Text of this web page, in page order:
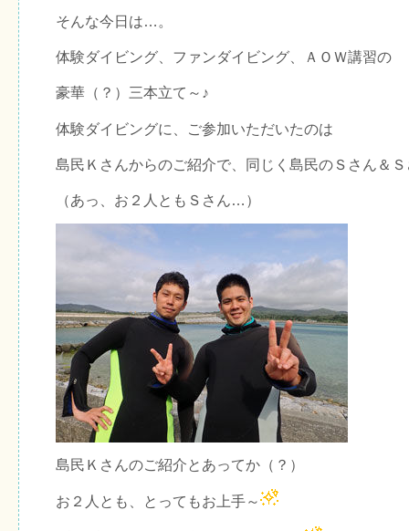
そんな今日は…。
体験ダイビング、ファンダイビング、ＡＯＷ講習の
豪華（？）三本立て～♪
体験ダイビングに、ご参加いただいたのは
島民Ｋさんからのご紹介で、同じく島民のＳさん＆
（あっ、お２人ともＳさん…）
島民Ｋさんのご紹介とあってか（？）
お２人とも、とってもお上手～